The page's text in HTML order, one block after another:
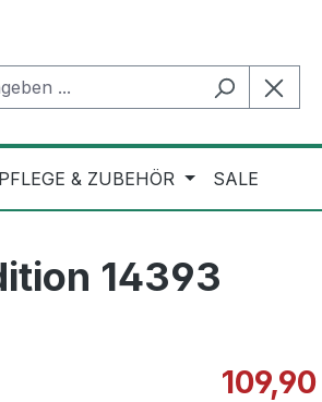
& ZUBEHÖR SALE
14393